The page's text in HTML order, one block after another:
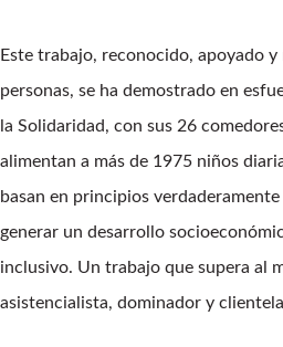
Este trabajo, reconocido, apoyado
personas, se ha demostrado en
la Solidaridad, con sus 26
alimentan a más de 1975 niños
basan en principios
generar un desarrollo
inclusivo. Un trabajo que supera al
asistencialista, dominador y